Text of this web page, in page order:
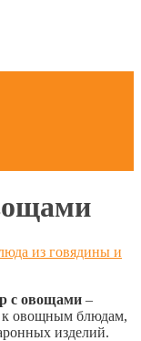
из говядины и
с овощами –
к овощным блюдам,
изделий.